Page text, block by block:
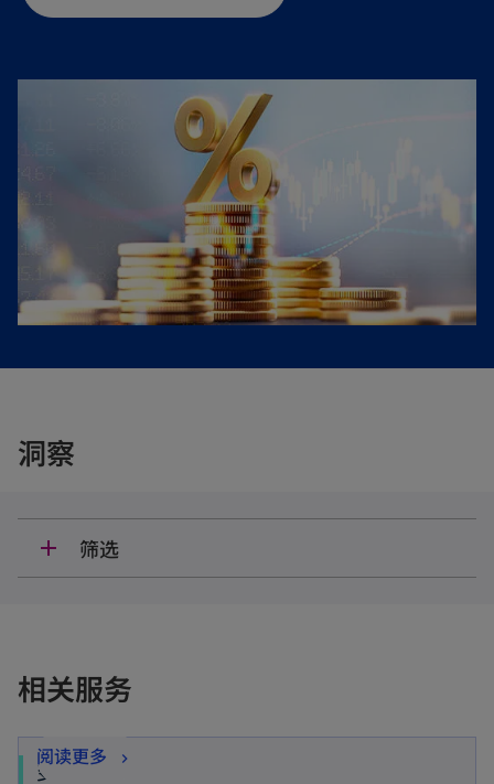
洞察
add 筛选
相关服务
变革咨询
阅读更多